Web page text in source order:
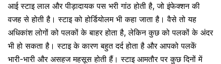
आई स्टाइ लाल और पीड़ादायक पस भरी गांठ होती है, जो इंफेक्शन की
वजह से होती है। स्टाइ को होर्डियोलम भी कहा जाता है। वैसे तो यह
अधिकांश लोगों कोपलकों के बाहरहोता है, लेकिन कुछ को पलकों के अंदर
भी हो सकता है। स्टाइ के कारण बहुत दर्द होता है और आपको पलकें
भारी-भारी और असहज महसूस होती हैं। स्टाइ आमतौर पर कुछ दिनों में